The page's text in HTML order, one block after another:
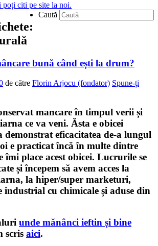
poți citi pe site la noi.
Caută
bună când ești la drum?
de către Florin Arjocu (fondator) Spune-ți
mancare în timpul verii și
ce va veni. Ăsta e obicei
demonstrat eficacitatea de-a lungul
e practicat încă în multe dintre
îmi place acest obicei. Lucrurile se
și începem să avem acces la
la hiper/super marketuri,
industrial cu chimicale și aduse din
unde mănânci ieftin și bine
scris aici.